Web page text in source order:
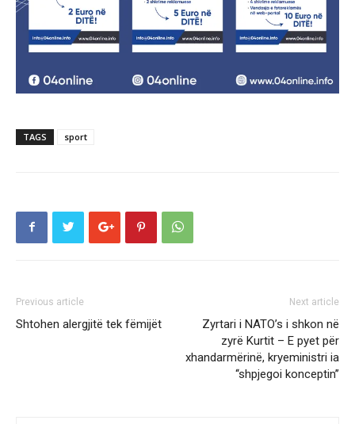
TAGS sport
Previous article
Shtohen alergjitë tek fëmijët
Next article
Zyrtari i NATO’s i shkon në
zyrë Kurtit – E pyet për
xhandarmërinë, kryeministri ia
‘‘shpjegoi konceptin’’